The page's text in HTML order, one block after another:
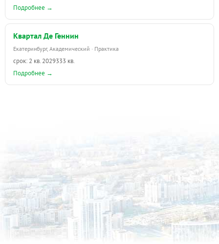
Подробнее →
Квартал Де Геннин
Екатеринбург, Академический · Практика
срок: 2 кв. 2029333 кв.
Подробнее →